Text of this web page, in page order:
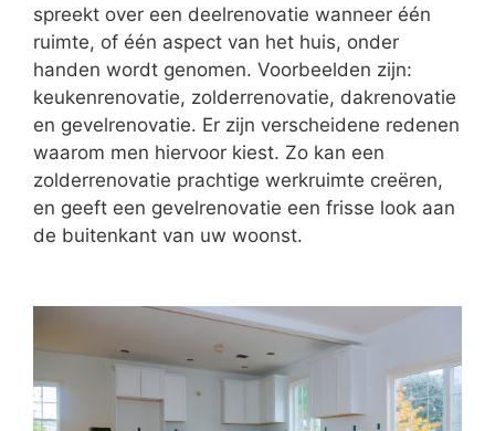
spreekt over een deelrenovatie wanneer één
ruimte, of één aspect van het huis, onder
handen wordt genomen. Voorbeelden zijn:
keukenrenovatie, zolderrenovatie, dakrenovatie
en gevelrenovatie. Er zijn verscheidene redenen
waarom men hiervoor kiest. Zo kan een
zolderrenovatie prachtige werkruimte creëren,
en geeft een gevelrenovatie een frisse look aan
de buitenkant van uw woonst.